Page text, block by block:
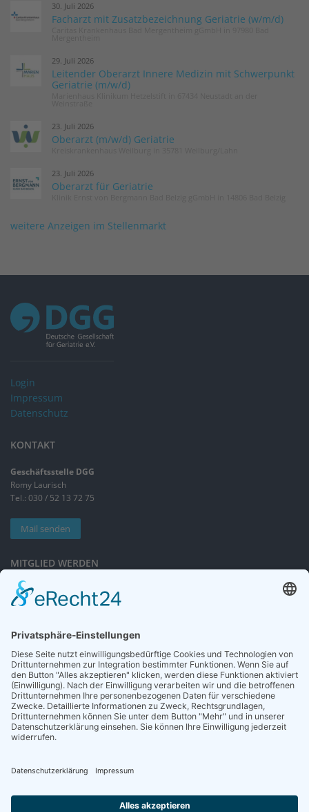
30. Juli 2026
Facharzt mit Zusatzbezeichnung Geriatrie (w/m/d)
29. Juli 2026
Leitender Oberarzt Innere Medizin mit Schwerpunkt
Geriatrie (m/w/d)
23. Juli 2026
Oberarzt (m/w/d) Geriatrie
23. Juli 2026
Oberarzt für Geriatrie
weitere Anzeigen im Stellenmarkt
Login
Impressum
Datenschutz
KONTAKT
Geschäftsstelle DGG
Romy Laurisch
Tel.: 030 / 52 13 72 75
Mail senden
MITGLIED WERDEN
Sieben gute Gründe
für Ihre Mitgliedschaft
NEWSLETTER
Neuigkeiten rund um die Geriatrie und die DGG – regelmäßig in Ihrem
Postfach.